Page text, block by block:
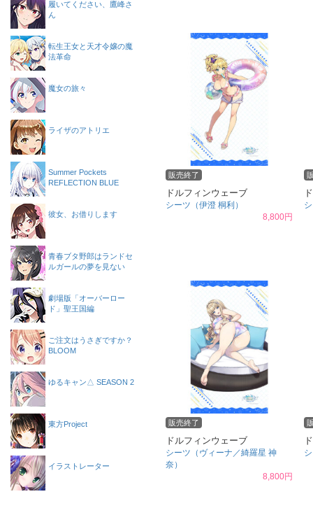
販売終了
ドルフィンウェーブ
シーツ（伊澄 桐利）
8,800円
販売終了
ドルフィンウェーブ
シーツ（ヴィーナ／綺羅星 神
奈）
8,800円
履いてください、鷹峰さ
ん
転生王女と天才令嬢の魔
法革命
魔女の旅々
ライザのアトリエ
Summer Pockets
REFLECTION BLUE
彼女、お借りします
青春ブタ野郎はランドセ
ルガールの夢を見ない
劇場版「オーバーロー
ド」聖王国編
ご注文はうさぎですか？
BLOOM
ゆるキャン△ SEASON 2
東方Project
イラストレーター